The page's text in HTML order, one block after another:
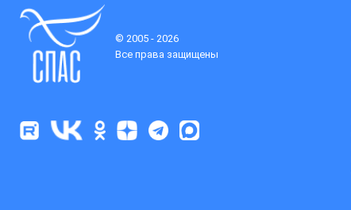
© 2005 - 2026
Все права защищены